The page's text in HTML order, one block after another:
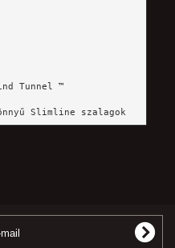
Tunnel ™
Slimline szalagok